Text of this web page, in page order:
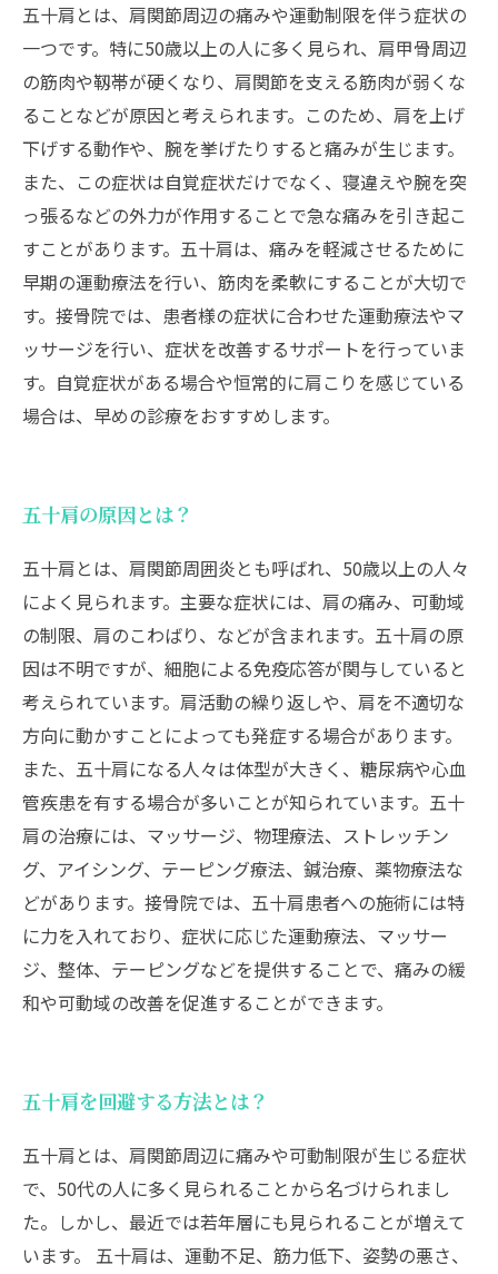
五十肩とは、肩関節周辺の痛みや運動制限を伴う症状の
一つです。特に50歳以上の人に多く見られ、肩甲骨周辺
の筋肉や靱帯が硬くなり、肩関節を支える筋肉が弱くな
ることなどが原因と考えられます。このため、肩を上げ
下げする動作や、腕を挙げたりすると痛みが生じます。
また、この症状は自覚症状だけでなく、寝違えや腕を突
っ張るなどの外力が作用することで急な痛みを引き起こ
すことがあります。五十肩は、痛みを軽減させるために
早期の運動療法を行い、筋肉を柔軟にすることが大切で
す。接骨院では、患者様の症状に合わせた運動療法やマ
ッサージを行い、症状を改善するサポートを行っていま
す。自覚症状がある場合や恒常的に肩こりを感じている
場合は、早めの診療をおすすめします。
五十肩の原因とは？
五十肩とは、肩関節周囲炎とも呼ばれ、50歳以上の人々
によく見られます。主要な症状には、肩の痛み、可動域
の制限、肩のこわばり、などが含まれます。五十肩の原
因は不明ですが、細胞による免疫応答が関与していると
考えられています。肩活動の繰り返しや、肩を不適切な
方向に動かすことによっても発症する場合があります。
また、五十肩になる人々は体型が大きく、糖尿病や心血
管疾患を有する場合が多いことが知られています。五十
肩の治療には、マッサージ、物理療法、ストレッチン
グ、アイシング、テーピング療法、鍼治療、薬物療法な
どがあります。接骨院では、五十肩患者への施術には特
に力を入れており、症状に応じた運動療法、マッサー
ジ、整体、テーピングなどを提供することで、痛みの緩
和や可動域の改善を促進することができます。
五十肩を回避する方法とは？
五十肩とは、肩関節周辺に痛みや可動制限が生じる症状
で、50代の人に多く見られることから名づけられまし
た。しかし、最近では若年層にも見られることが増えて
います。 五十肩は、運動不足、筋力低下、姿勢の悪さ、